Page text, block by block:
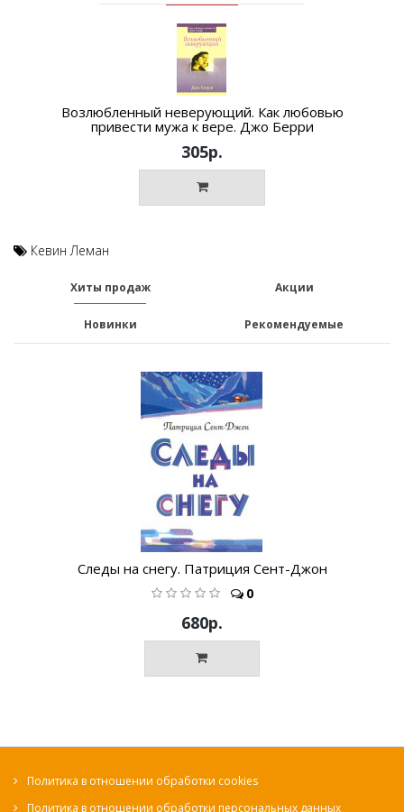
Возлюбленный неверующий. Как любовью
привести мужа к вере. Джо Берри
305р.
Кевин Леман
Хиты продаж Акции
Новинки Рекомендуемые
Следы на снегу. Патриция Сент-Джон
0
680р.
Политика в отношении обработки cookies
Политика в отношении обработки персональных данных